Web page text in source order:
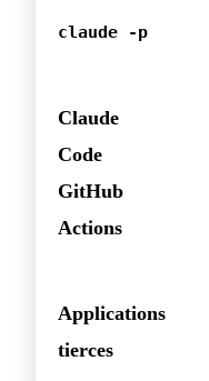
claude -p
Claude
Code
GitHub
Actions
Applications
tierces